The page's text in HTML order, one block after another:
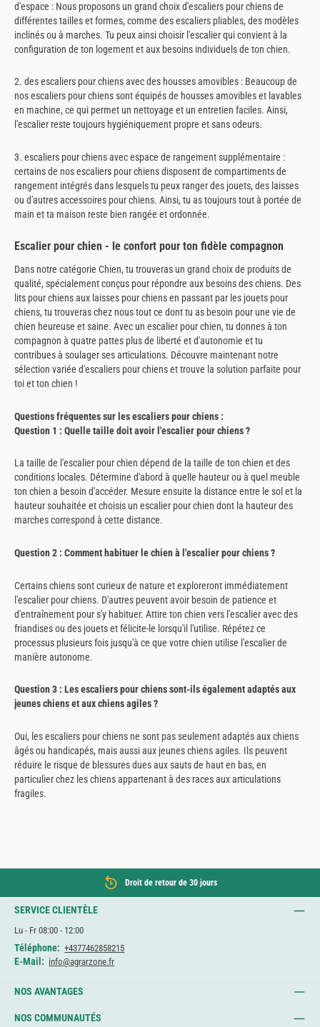
d'espace : Nous proposons un grand choix d'escaliers pour chiens de
différentes tailles et formes, comme des escaliers pliables, des modèles
inclinés ou à marches. Tu peux ainsi choisir l'escalier qui convient à la
configuration de ton logement et aux besoins individuels de ton chien.
2. des escaliers pour chiens avec des housses amovibles : Beaucoup de
nos escaliers pour chiens sont équipés de housses amovibles et lavables
en machine, ce qui permet un nettoyage et un entretien faciles. Ainsi,
l'escalier reste toujours hygiéniquement propre et sans odeurs.
3. escaliers pour chiens avec espace de rangement supplémentaire :
certains de nos escaliers pour chiens disposent de compartiments de
rangement intégrés dans lesquels tu peux ranger des jouets, des laisses
ou d'autres accessoires pour chiens. Ainsi, tu as toujours tout à portée de
main et ta maison reste bien rangée et ordonnée.
Escalier pour chien - le confort pour ton fidèle compagnon
Dans notre catégorie Chien, tu trouveras un grand choix de produits de
qualité, spécialement conçus pour répondre aux besoins des chiens. Des
lits pour chiens aux laisses pour chiens en passant par les jouets pour
chiens, tu trouveras chez nous tout ce dont tu as besoin pour une vie de
chien heureuse et saine. Avec un escalier pour chien, tu donnes à ton
compagnon à quatre pattes plus de liberté et d'autonomie et tu
contribues à soulager ses articulations. Découvre maintenant notre
sélection variée d'escaliers pour chiens et trouve la solution parfaite pour
toi et ton chien !
Questions fréquentes sur les escaliers pour chiens :
Question 1 : Quelle taille doit avoir l'escalier pour chiens ?
La taille de l'escalier pour chien dépend de la taille de ton chien et des
conditions locales. Détermine d'abord à quelle hauteur ou à quel meuble
ton chien a besoin d'accéder. Mesure ensuite la distance entre le sol et la
hauteur souhaitée et choisis un escalier pour chien dont la hauteur des
marches correspond à cette distance.
Question 2 : Comment habituer le chien à l'escalier pour chiens ?
Certains chiens sont curieux de nature et exploreront immédiatement
l'escalier pour chiens. D'autres peuvent avoir besoin de patience et
d'entraînement pour s'y habituer. Attire ton chien vers l'escalier avec des
friandises ou des jouets et félicite-le lorsqu'il l'utilise. Répétez ce
processus plusieurs fois jusqu'à ce que votre chien utilise l'escalier de
manière autonome.
Question 3 : Les escaliers pour chiens sont-ils également adaptés aux
jeunes chiens et aux chiens agiles ?
Oui, les escaliers pour chiens ne sont pas seulement adaptés aux chiens
âgés ou handicapés, mais aussi aux jeunes chiens agiles. Ils peuvent
réduire le risque de blessures dues aux sauts de haut en bas, en
particulier chez les chiens appartenant à des races aux articulations
fragiles.
Droit de retour de 30 jours
SERVICE CLIENTÈLE
Lu - Fr 08:00 - 12:00
Téléphone: +4377462858215
E-Mail: info@agrarzone.fr
NOS AVANTAGES
NOS COMMUNAUTÉS